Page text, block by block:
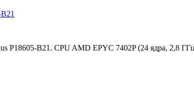
P18605-B21. CPU AMD EPYC 7402P (24 ядра, 2,8